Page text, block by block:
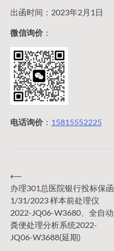
出函时间：2023年2月1日
微信询价：
电话询价： 15815552225
文
章
导
⟵
办理301总医院银行投标保函
1/31/2023 样本前处理仪
2022-JQ06-W3680、全自动
粪便处理分析系统2022-
JQ06-W3688(延期)